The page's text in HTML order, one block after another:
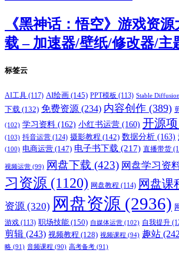
《黑神话：悟空》游戏资
载 – 加速器/壁纸/修改器/主
标签云
AI工具 (117) AI绘画 (145) PPT模板 (113) Stable Diffusion
下载 (132) 免费资源 (234) 内容创作 (389)
(102) 学习资料 (162) 小红书运营 (160) 开源项
(103) 抖音运营 (124) 摄影教程 (142) 数据分析 (163)
(100) 电商运营 (147) 电子书下载 (217) 直播带货
视频运营 (99) 网盘下载 (423) 网盘学习资
习资源 (1120) 网盘教程 (114) 网盘课
资源 (320) 网盘资源 (2936)
游戏 (113) 职场技能 (150) 自媒体运营 (102) 自我提升
剪辑 (243) 视频教程 (128) 视频课程 (94) 趣站
略 (91) 音频课程 (90) 高考备考 (91)